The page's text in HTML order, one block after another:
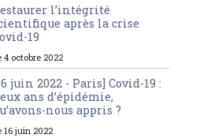
l’intégrité
après la crise
19
4 octobre 2022
juin 2022 - Paris] Covid-19 :
ans d’épidémie,
nous appris ?
16 juin 2022